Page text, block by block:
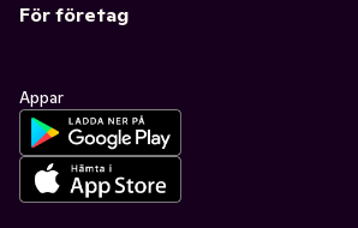
För företag
Appar